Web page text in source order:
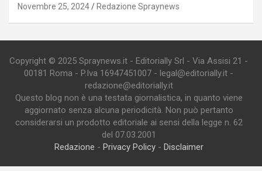
Novembre 25, 2024 Redazione Spraynews
Copyright © 2025 Spraynews.it - Editorially Srl - Via Assisi 21 -
00181 Roma - P.Iva 16947451007 - legal@editorially.it -
redazione@editorially.it
Questo blog non è una testata giornalistica, in quanto viene
aggiornato senza alcuna periodicità. Non può pertanto
considerarsi un prodotto editoriale ai sensi della legge n. 62
del 07.03.2001
Redazione - Privacy Policy- Disclaimer